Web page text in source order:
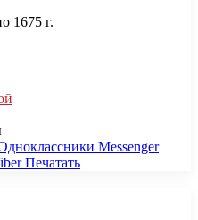
1675 г.
Messenger
Печатать